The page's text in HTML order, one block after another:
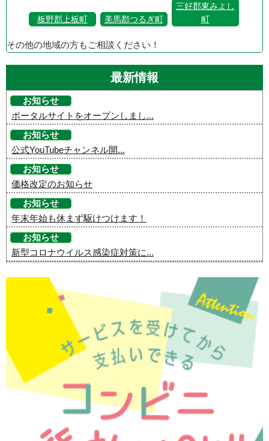
板野郡上板町 美馬郡つるぎ町
三好郡東みよし
町
その他の地域の方もご相談ください！
最新情報
お知らせ
ポータルサイトをオープンしまし...
お知らせ
公式YouTubeチャンネル開...
お知らせ
価格改定のお知らせ
お知らせ
年末年始も休まず駆けつけます！
お知らせ
新型コロナウイルス感染症対策に...